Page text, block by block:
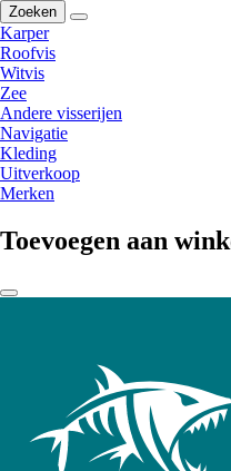
Zoeken
Karper
Roofvis
Witvis
Zee
Andere visserijen
Navigatie
Kleding
Uitverkoop
Merken
Toevoegen aan